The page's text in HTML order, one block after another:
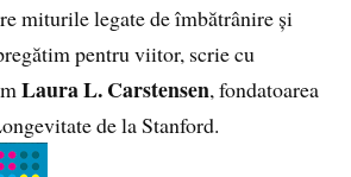
miturile legate de îmbătrânire și
pentru viitor, scrie cu
Laura L. Carstensen, fondatoarea
de la Stanford.